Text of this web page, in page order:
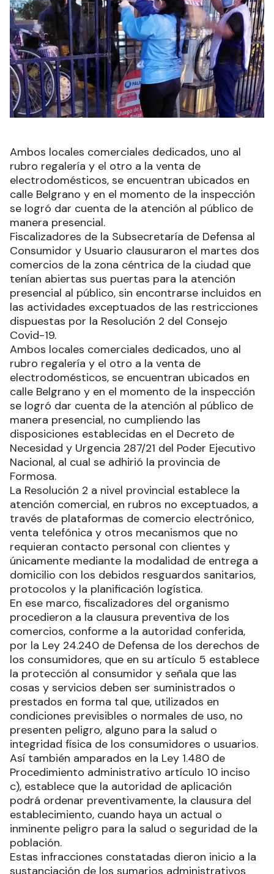
Ambos locales comerciales dedicados, uno al
rubro regalería y el otro a la venta de
electrodomésticos, se encuentran ubicados en
calle Belgrano y en el momento de la inspección
se logró dar cuenta de la atención al público de
manera presencial.
Fiscalizadores de la Subsecretaría de Defensa al
Consumidor y Usuario clausuraron el martes dos
comercios de la zona céntrica de la ciudad que
tenían abiertas sus puertas para la atención
presencial al público, sin encontrarse incluidos en
las actividades exceptuados de las restricciones
dispuestas por la Resolución 2 del Consejo
Covid-19.
Ambos locales comerciales dedicados, uno al
rubro regalería y el otro a la venta de
electrodomésticos, se encuentran ubicados en
calle Belgrano y en el momento de la inspección
se logró dar cuenta de la atención al público de
manera presencial, no cumpliendo las
disposiciones establecidas en el Decreto de
Necesidad y Urgencia 287/21 del Poder Ejecutivo
Nacional, al cual se adhirió la provincia de
Formosa.
La Resolución 2 a nivel provincial establece la
atención comercial, en rubros no exceptuados, a
través de plataformas de comercio electrónico,
venta telefónica y otros mecanismos que no
requieran contacto personal con clientes y
únicamente mediante la modalidad de entrega a
domicilio con los debidos resguardos sanitarios,
protocolos y la planificación logística.
En ese marco, fiscalizadores del organismo
procedieron a la clausura preventiva de los
comercios, conforme a la autoridad conferida,
por la Ley 24.240 de Defensa de los derechos de
los consumidores, que en su artículo 5 establece
la protección al consumidor y señala que las
cosas y servicios deben ser suministrados o
prestados en forma tal que, utilizados en
condiciones previsibles o normales de uso, no
presenten peligro, alguno para la salud o
integridad física de los consumidores o usuarios.
Así también amparados en la Ley 1.480 de
Procedimiento administrativo artículo 10 inciso
c), establece que la autoridad de aplicación
podrá ordenar preventivamente, la clausura del
establecimiento, cuando haya un actual o
inminente peligro para la salud o seguridad de la
población.
Estas infracciones constatadas dieron inicio a la